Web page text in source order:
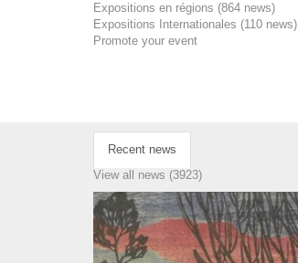
Expositions en régions (864 news)
Expositions Internationales (110 news)
Promote your event
Recent news
View all news (3923)